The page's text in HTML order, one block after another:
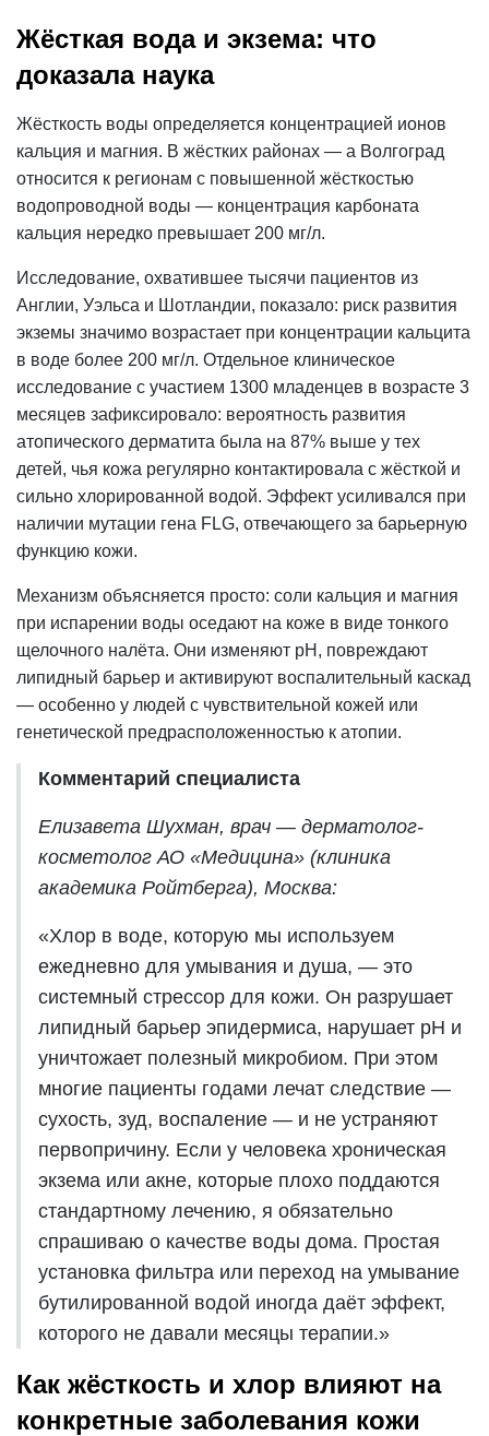
Жёсткая вода и экзема: что
доказала наука
Жёсткость воды определяется концентрацией ионов
кальция и магния. В жёстких районах — а Волгоград
относится к регионам с повышенной жёсткостью
водопроводной воды — концентрация карбоната
кальция нередко превышает 200 мг/л.
Исследование, охватившее тысячи пациентов из
Англии, Уэльса и Шотландии, показало: риск развития
экземы значимо возрастает при концентрации кальцита
в воде более 200 мг/л. Отдельное клиническое
исследование с участием 1300 младенцев в возрасте 3
месяцев зафиксировало: вероятность развития
атопического дерматита была на 87% выше у тех
детей, чья кожа регулярно контактировала с жёсткой и
сильно хлорированной водой. Эффект усиливался при
наличии мутации гена FLG, отвечающего за барьерную
функцию кожи.
Механизм объясняется просто: соли кальция и магния
при испарении воды оседают на коже в виде тонкого
щелочного налёта. Они изменяют pH, повреждают
липидный барьер и активируют воспалительный каскад
— особенно у людей с чувствительной кожей или
генетической предрасположенностью к атопии.
Комментарий специалиста
Елизавета Шухман, врач — дерматолог-
косметолог АО «Медицина» (клиника
академика Ройтберга), Москва:
«Хлор в воде, которую мы используем
ежедневно для умывания и душа, — это
системный стрессор для кожи. Он разрушает
липидный барьер эпидермиса, нарушает pH и
уничтожает полезный микробиом. При этом
многие пациенты годами лечат следствие —
сухость, зуд, воспаление — и не устраняют
первопричину. Если у человека хроническая
экзема или акне, которые плохо поддаются
стандартному лечению, я обязательно
спрашиваю о качестве воды дома. Простая
установка фильтра или переход на умывание
бутилированной водой иногда даёт эффект,
которого не давали месяцы терапии.»
Как жёсткость и хлор влияют на
конкретные заболевания кожи